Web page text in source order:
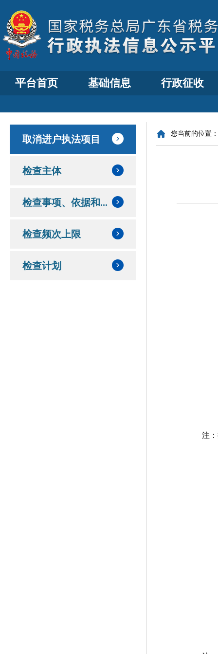
平台首页 基础信息 行政征收
取消进户执法项目
检查主体
检查事项、依据和...
检查频次上限
检查计划
您当前的位置
注